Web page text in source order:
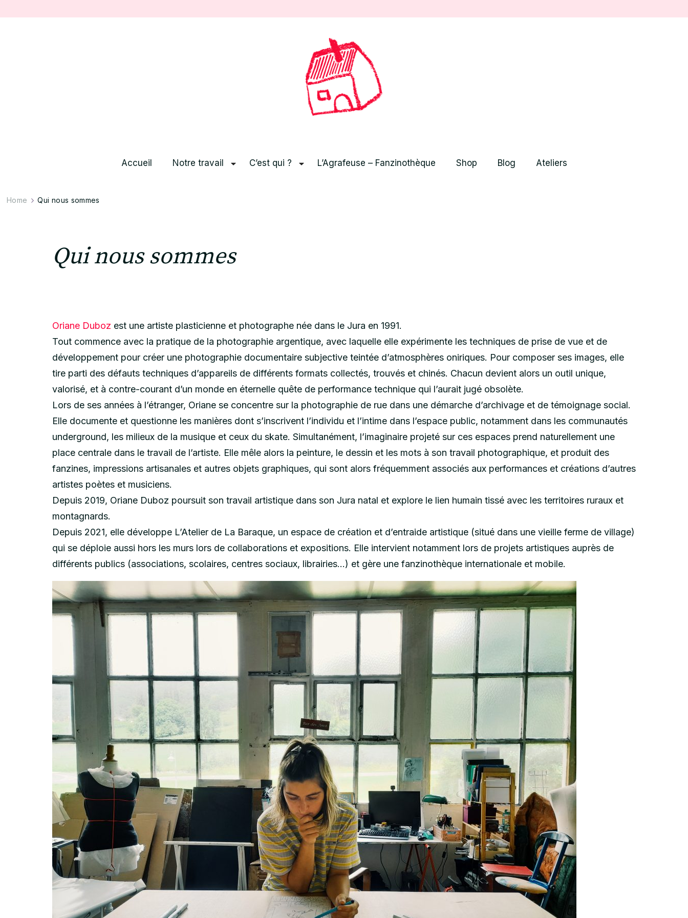
Accueil Notre travail C’est qui ? L’Agrafeuse – Fanzinothèque Shop Blog Ateliers
Home Qui nous sommes
Qui nous sommes
Oriane Duboz est une artiste plasticienne et photographe née dans le Jura en 1991.
Tout commence avec la pratique de la photographie argentique, avec laquelle elle expérimente les techniques de prise de vue et de
développement pour créer une photographie documentaire subjective teintée d’atmosphères oniriques. Pour composer ses images, elle
tire parti des défauts techniques d’appareils de différents formats collectés, trouvés et chinés. Chacun devient alors un outil unique,
valorisé, et à contre-courant d’un monde en éternelle quête de performance technique qui l’aurait jugé obsolète.
Lors de ses années à l’étranger, Oriane se concentre sur la photographie de rue dans une démarche d’archivage et de témoignage social.
Elle documente et questionne les manières dont s’inscrivent l’individu et l’intime dans l’espace public, notamment dans les communautés
underground, les milieux de la musique et ceux du skate. Simultanément, l’imaginaire projeté sur ces espaces prend naturellement une
place centrale dans le travail de l’artiste. Elle mêle alors la peinture, le dessin et les mots à son travail photographique, et produit des
fanzines, impressions artisanales et autres objets graphiques, qui sont alors fréquemment associés aux performances et créations d’autres
artistes poètes et musiciens.
Depuis 2019, Oriane Duboz poursuit son travail artistique dans son Jura natal et explore le lien humain tissé avec les territoires ruraux et
montagnards.
Depuis 2021, elle développe L’Atelier de La Baraque, un espace de création et d’entraide artistique (situé dans une vieille ferme de village)
qui se déploie aussi hors les murs lors de collaborations et expositions. Elle intervient notamment lors de projets artistiques auprès de
différents publics (associations, scolaires, centres sociaux, librairies…) et gère une fanzinothèque internationale et mobile.